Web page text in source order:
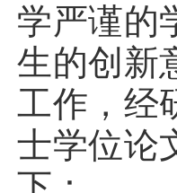
学严谨的
生的创新
工作，经
士学位论